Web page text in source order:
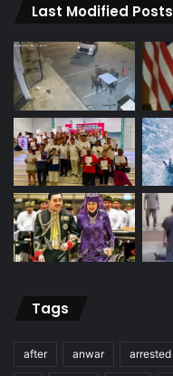
Last Modified Posts
Tags
after anwar arrested